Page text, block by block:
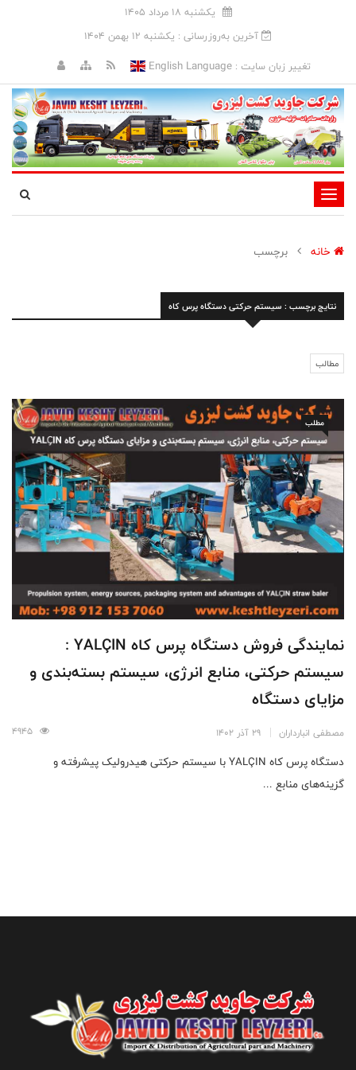
يکشنبه 18 مرداد 1405
آخرین به‌روزرسانی : يکشنبه 12 بهمن 1404
تغییر زبان سایت :English Language
تغییر
وضعیت
ناوبری
خانه برچسب
نتایج برچسب : سیستم حرکتی دستگاه پرس کاه
مطالب
مطلب
نمایندگی فروش دستگاه پرس کاه YALÇIN :
سیستم حرکتی، منابع انرژی، سیستم بسته‌بندی و
مزایای دستگاه
مصطفی انبارداران 29 آذر 1402
دستگاه پرس کاه YALÇIN با سیستم حرکتی هیدرولیک پیشرفته و
گزینه‌های منابع ...